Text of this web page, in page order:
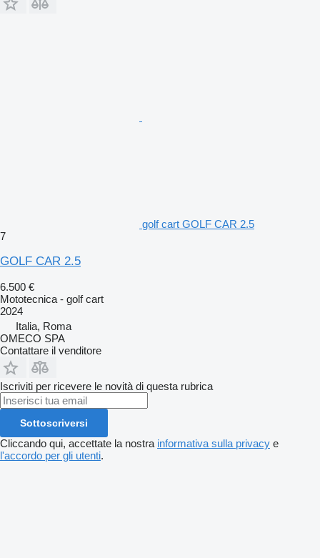
golf cart GOLF CAR 2.5
7
GOLF CAR 2.5
6.500 €
Mototecnica - golf cart
2024
Italia, Roma
OMECO SPA
Contattare il venditore
Iscriviti per ricevere le novità di questa rubrica
Sottoscriversi
Cliccando qui, accettate la nostra informativa sulla privacy e
l'accordo per gli utenti.